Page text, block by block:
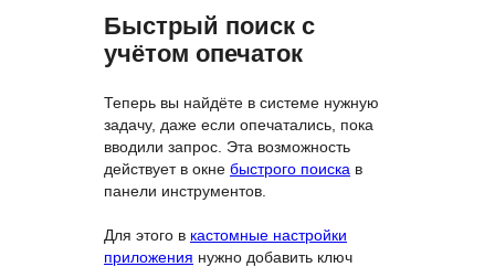
Быстрый поиск с
учётом опечаток
Теперь вы найдёте в системе нужную
задачу, даже если опечатались, пока
вводили запрос. Эта возможность
действует в окне быстрого поиска в
панели инструментов.
Для этого в кастомные настройки
приложения нужно добавить ключ